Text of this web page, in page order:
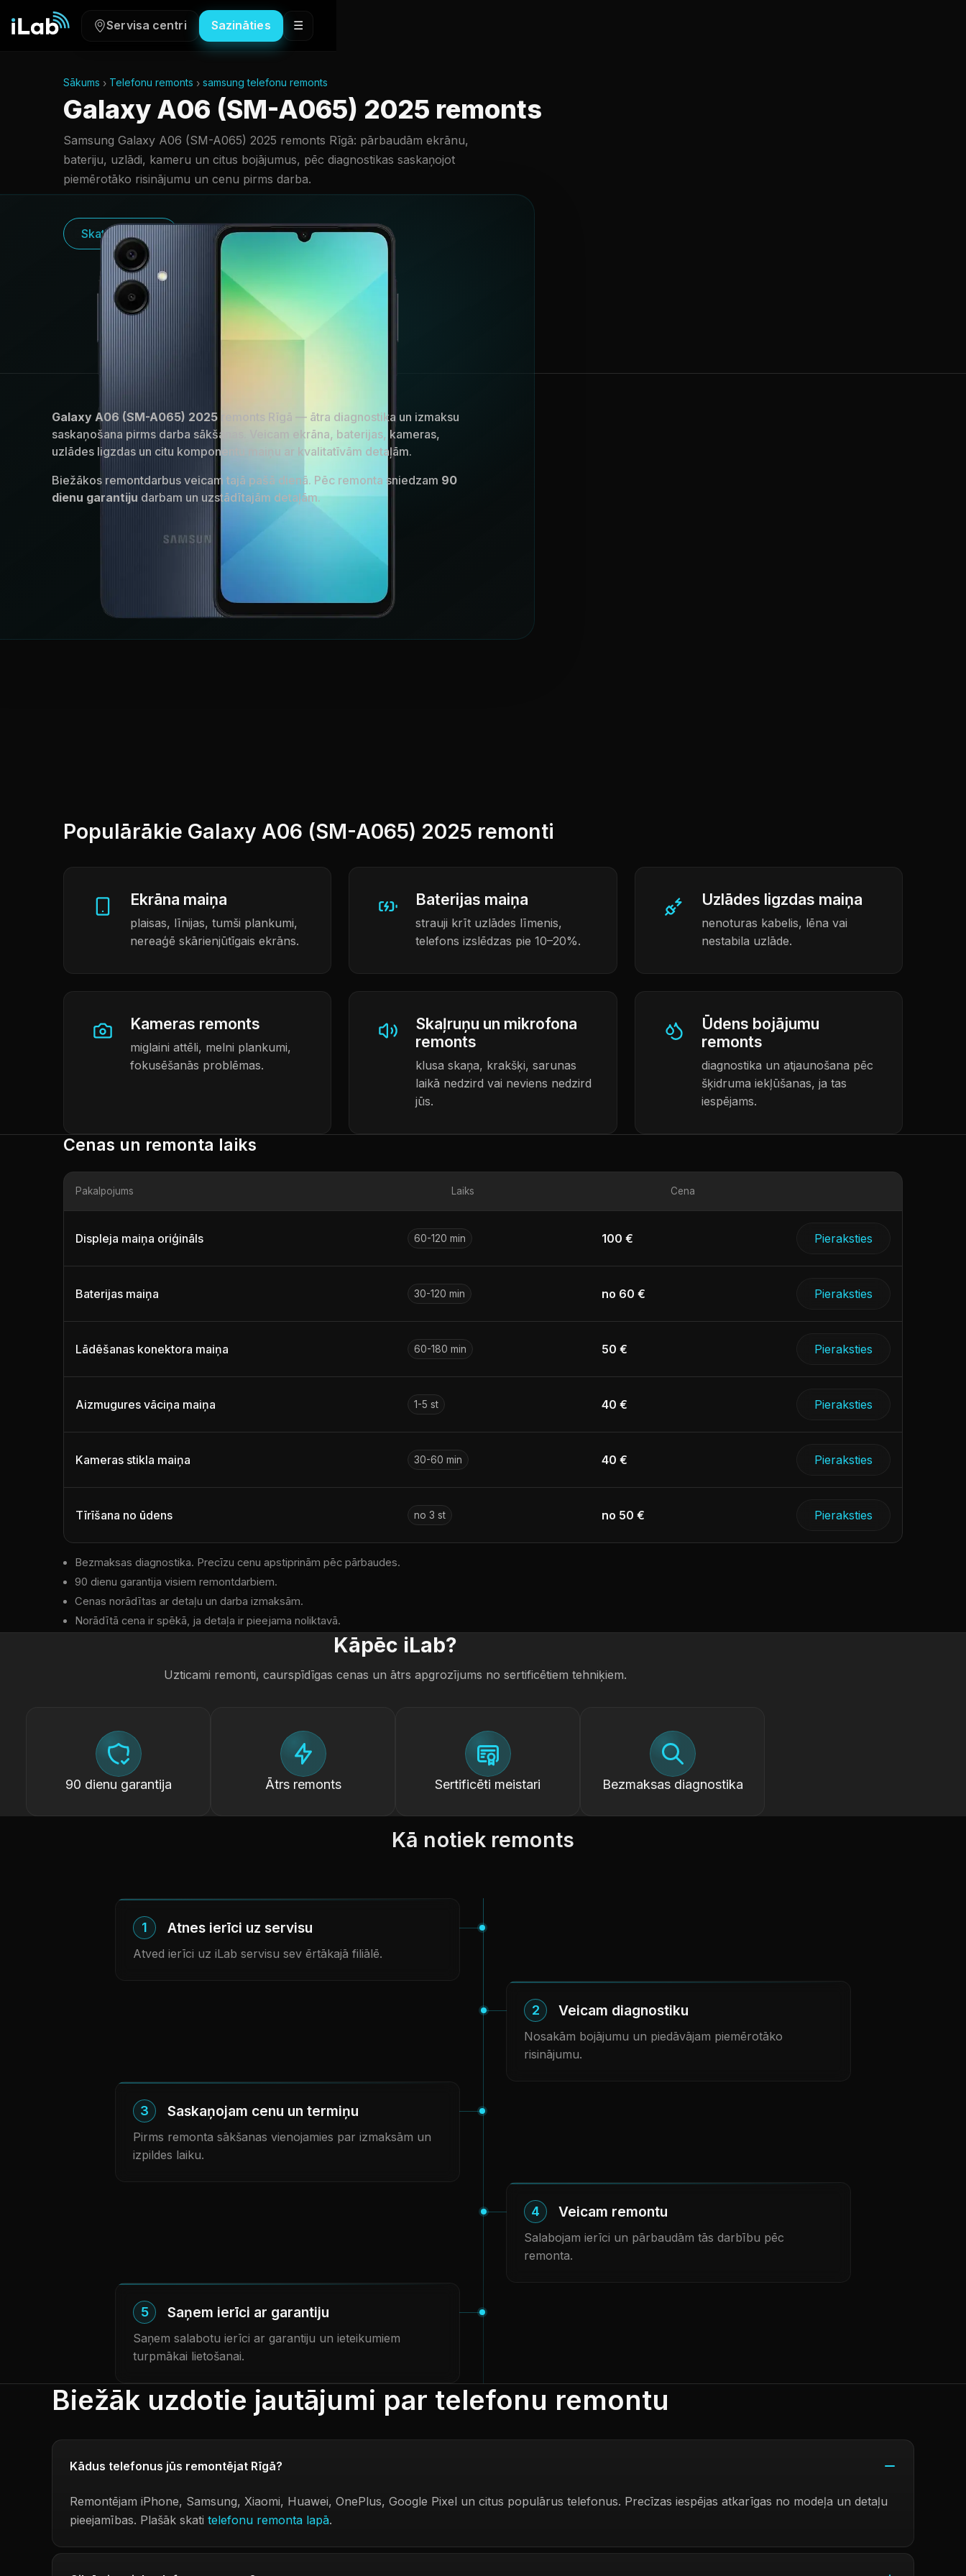
Servisa centri Sazināties ☰
Sākums Telefonu remonts samsung telefonu remonts
Galaxy A06 (SM-A065) 2025 remonts
Samsung Galaxy A06 (SM-A065) 2025 remonts Rīgā: pārbaudām ekrānu,
bateriju, uzlādi, kameru un citus bojājumus, pēc diagnostikas saskaņojot
piemērotāko risinājumu un cenu pirms darba.
Skatīt cenas
Galaxy A06 (SM-A065) 2025 remonts Rīgā — ātra diagnostika un izmaksu
saskaņošana pirms darba sākšanas. Veicam ekrāna, baterijas, kameras,
uzlādes ligzdas un citu komponentu maiņu ar kvalitatīvām detaļām.
Biežākos remontdarbus veicam tajā pašā dienā. Pēc remonta sniedzam 90
dienu garantiju darbam un uzstādītajām detaļām.
Populārākie Galaxy A06 (SM-A065) 2025 remonti
Ekrāna maiņa
plaisas, līnijas, tumši plankumi,
nereaģē skārienjūtīgais ekrāns.
Baterijas maiņa
strauji krīt uzlādes līmenis,
telefons izslēdzas pie 10–20%.
Uzlādes ligzdas maiņa
nenoturas kabelis, lēna vai
nestabila uzlāde.
Kameras remonts
miglaini attēli, melni plankumi,
fokusēšanās problēmas.
Skaļruņu un mikrofona
remonts
klusa skaņa, krakšķi, sarunas
laikā nedzird vai neviens nedzird
jūs.
Ūdens bojājumu
remonts
diagnostika un atjaunošana pēc
šķidruma iekļūšanas, ja tas
iespējams.
Cenas un remonta laiks
Pakalpojums Laiks Cena
Displeja maiņa oriģināls 60-120 min 100 € Pieraksties
Baterijas maiņa 30-120 min no 60 € Pieraksties
Lādēšanas konektora maiņa 60-180 min 50 € Pieraksties
Aizmugures vāciņa maiņa 1-5 st 40 € Pieraksties
Kameras stikla maiņa 30-60 min 40 € Pieraksties
Tīrīšana no ūdens no 3 st no 50 € Pieraksties
Bezmaksas diagnostika. Precīzu cenu apstiprinām pēc pārbaudes.
90 dienu garantija visiem remontdarbiem.
Cenas norādītas ar detaļu un darba izmaksām.
Norādītā cena ir spēkā, ja detaļa ir pieejama noliktavā.
Kāpēc iLab?
Uzticami remonti, caurspīdīgas cenas un ātrs apgrozījums no sertificētiem tehniķiem.
90 dienu garantija Ātrs remonts Sertificēti meistari Bezmaksas diagnostika
Kā notiek remonts
1 Atnes ierīci uz servisu
Atved ierīci uz iLab servisu sev ērtākajā filiālē.
2 Veicam diagnostiku
Nosakām bojājumu un piedāvājam piemērotāko
risinājumu.
3 Saskaņojam cenu un termiņu
Pirms remonta sākšanas vienojamies par izmaksām un
izpildes laiku.
4 Veicam remontu
Salabojam ierīci un pārbaudām tās darbību pēc
remonta.
5 Saņem ierīci ar garantiju
Saņem salabotu ierīci ar garantiju un ieteikumiem
turpmākai lietošanai.
Biežāk uzdotie jautājumi par telefonu remontu
Kādus telefonus jūs remontējat Rīgā?
Remontējam iPhone, Samsung, Xiaomi, Huawei, OnePlus, Google Pixel un citus populārus telefonus. Precīzas iespējas atkarīgas no modeļa un detaļu
pieejamības. Plašāk skati telefonu remonta lapā.